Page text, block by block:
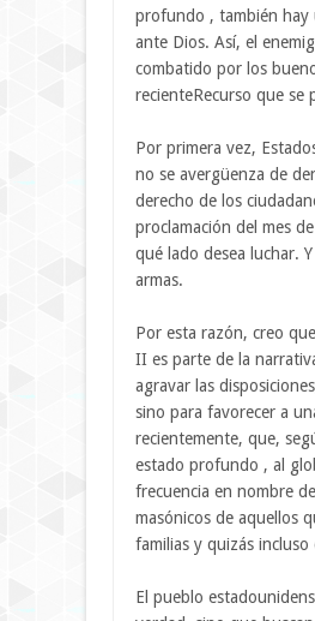
profundo , también hay
ante Dios. Así, el
combatido por los
recienteRecurso que se
Por primera vez,
no se avergüenza de
derecho de los
proclamación del mes
qué lado desea luchar.
armas.
Por esta razón, creo
II es parte de la
agravar las
sino para favorecer a
recientemente, que,
estado profundo , al
frecuencia en nombre
masónicos de aquellos
familias y quizás incluso
El pueblo